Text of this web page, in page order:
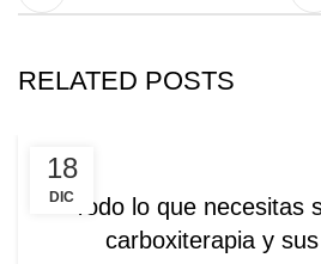
RELATED POSTS
18
DIC
ARTICULOS
Todo lo que necesitas
carboxiterapia y